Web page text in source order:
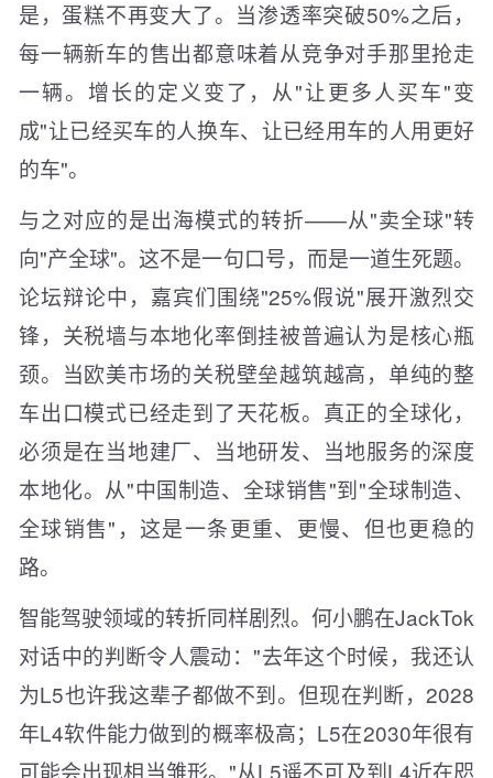
是，蛋糕不再变大了。当渗透率突破50%之后，
每一辆新车的售出都意味着从竞争对手那里抢走
一辆。增长的定义变了，从"让更多人买车"变
成"让已经买车的人换车、让已经用车的人用更好
的车"。
与之对应的是出海模式的转折——从"卖全球"转
向"产全球"。这不是一句口号，而是一道生死题。
论坛辩论中，嘉宾们围绕"25%假说"展开激烈交
锋，关税墙与本地化率倒挂被普遍认为是核心瓶
颈。当欧美市场的关税壁垒越筑越高，单纯的整
车出口模式已经走到了天花板。真正的全球化，
必须是在当地建厂、当地研发、当地服务的深度
本地化。从"中国制造、全球销售"到"全球制造、
全球销售"，这是一条更重、更慢、但也更稳的
路。
智能驾驶领域的转折同样剧烈。何小鹏在JackTok
对话中的判断令人震动："去年这个时候，我还认
为L5也许我这辈子都做不到。但现在判断，2028
年L4软件能力做到的概率极高；L5在2030年很有
可能会出现相当雏形。"从L5遥不可及到L4近在咫